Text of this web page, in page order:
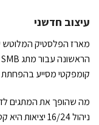
עיצוב חדשני
קומפקטי מסייע בהפחתת
ניהול 16/24